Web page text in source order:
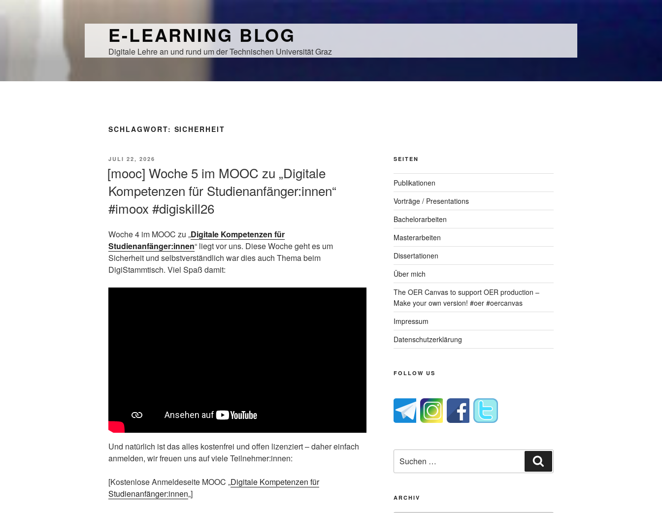
Inhalt
E-LEARNING BLOG
Digitale Lehre an und rund um der Technischen Universität Graz
SCHLAGWORT: SICHERHEIT
VERÖFFENTLICHT
JULI 22, 2026
[mooc] Woche 5 im MOOC zu „Digitale
Kompetenzen für Studienanfänger:innen“
#imoox #digiskill26
Woche 4 im MOOC zu „Digitale Kompetenzen für
Studienanfänger:innen“ liegt vor uns. Diese Woche geht es um
Sicherheit und selbstverständlich war dies auch Thema beim
DigiStammtisch. Viel Spaß damit:
Und natürlich ist das alles kostenfrei und offen lizenziert – daher einfach
anmelden, wir freuen uns auf viele Teilnehmer:innen:
[Kostenlose Anmeldeseite MOOC „Digitale Kompetenzen für
Studienanfänger:innen„]
SEITEN
Publikationen
Vorträge / Presentations
Bachelorarbeiten
Masterarbeiten
Dissertationen
Über mich
The OER Canvas to support OER production –
Make your own version! #oer #oercanvas
Impressum
Datenschutzerklärung
FOLLOW US
nach:
ARCHIV